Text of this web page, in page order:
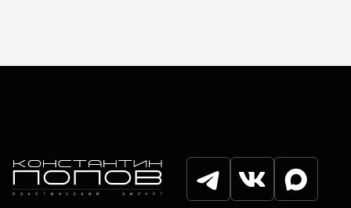
Политика конфиденциальности
© Попов Константин Одисcевич, 2025